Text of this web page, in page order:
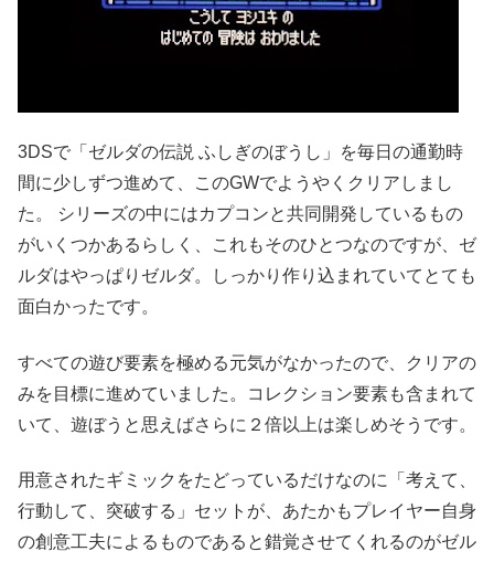
3DSで「ゼルダの伝説 ふしぎのぼうし」を毎日の通勤時
間に少しずつ進めて、このGWでようやくクリアしまし
た。 シリーズの中にはカプコンと共同開発しているもの
がいくつかあるらしく、これもそのひとつなのですが、ゼ
ルダはやっぱりゼルダ。しっかり作り込まれていてとても
面白かったです。
すべての遊び要素を極める元気がなかったので、クリアの
みを目標に進めていました。コレクション要素も含まれて
いて、遊ぼうと思えばさらに２倍以上は楽しめそうです。
用意されたギミックをたどっているだけなのに「考えて、
行動して、突破する」セットが、あたかもプレイヤー自身
の創意工夫によるものであると錯覚させてくれるのがゼル